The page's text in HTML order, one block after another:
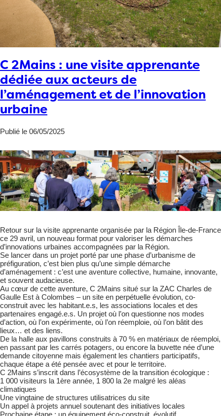
C 2Mains : une visite apprenante
dédiée aux acteurs de
l’aménagement et de l’innovation
urbaine
Publié le 06/05/2025
Retour sur la visite apprenante organisée par la Région Île-de-France
ce 29 avril, un nouveau format pour valoriser les démarches
d’innovations urbaines accompagnées par la Région.
Se lancer dans un projet porté par une phase d’urbanisme de
préfiguration, c’est bien plus qu’une simple démarche
d’aménagement : c’est une aventure collective, humaine, innovante,
et souvent audacieuse.
Au cœur de cette aventure, C 2Mains situé sur la ZAC Charles de
Gaulle Est à Colombes – un site en perpétuelle évolution, co-
construit avec les habitant.e.s, les associations locales et des
partenaires engagé.e.s. Un projet où l’on questionne nos modes
d’action, où l’on expérimente, où l’on réemploie, où l’on bâtit des
lieux… et des liens.
De la halle aux pavillons construits à 70 % en matériaux de réemploi,
en passant par les carrés potagers, ou encore la buvette née d’une
demande citoyenne mais également les chantiers participatifs,
chaque étape a été pensée avec et pour le territoire.
C 2Mains s’inscrit dans l’écosystème de la transition écologique :
1 000 visiteurs la 1ère année, 1 800 la 2e malgré les aléas
climatiques
Une vingtaine de structures utilisatrices du site
Un appel à projets annuel soutenant des initiatives locales